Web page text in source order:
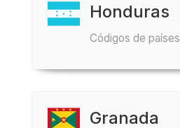
Honduras
Códigos de países
Granada